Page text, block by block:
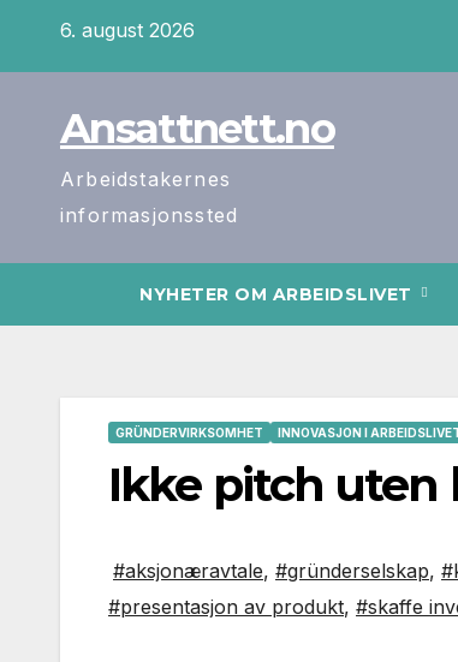
6. august 2026
Ansattnett.no
Arbeidstakernes
informasjonssted
NYHETER OM ARBEIDSLIVET
GRÜNDERVIRKSOMHET INNOVASJON I
Ikke pitch uten
#aksjonæravtale, #gründerselskap,
#presentasjon av produkt, #skaffe